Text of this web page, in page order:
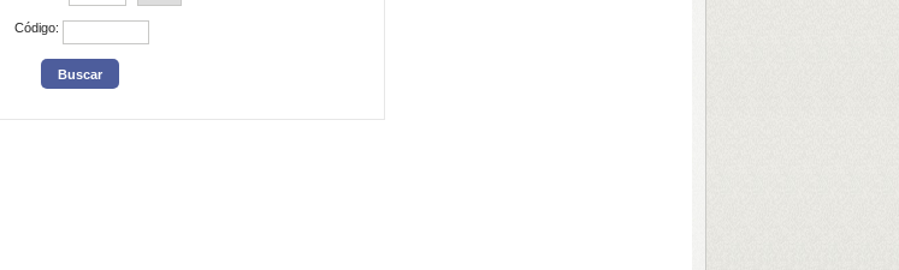
Código: